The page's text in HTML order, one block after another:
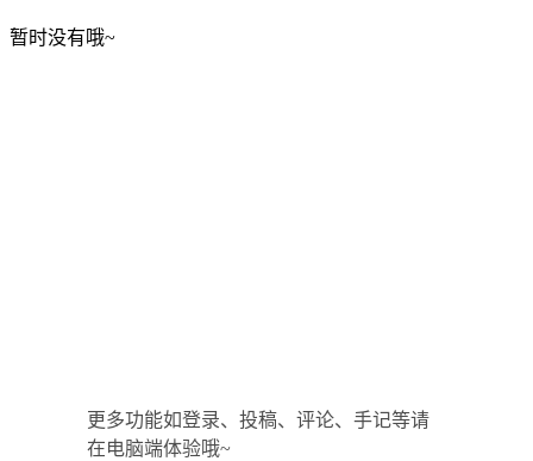
暂时没有哦~
更多功能如登录、投稿、评论、手记等请
在电脑端体验哦~